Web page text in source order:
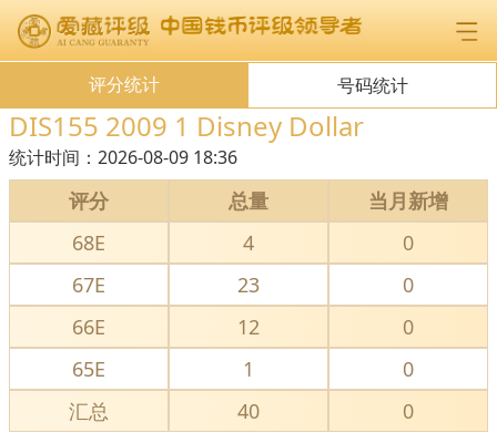
评分统计 号码统计
DIS155 2009 1 Disney Dollar
统计时间： 2026-08-09 18:36
评分 总量
当月新增
68E
4
0
67E
23
0
66E
12
0
65E
1
0
汇总
40 0